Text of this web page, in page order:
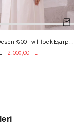
Bej Çiçek Desen %100 Twill İpek Eşarp 4207 - 03
2.000,00 TL